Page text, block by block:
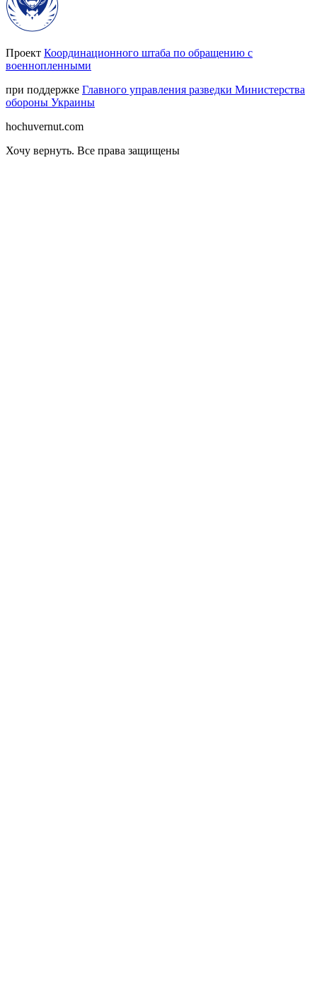
Проект Координационного штаба по обращению с
военнопленными
при поддержке Главного управления разведки Министерства
обороны Украины
hochuvernut.com
Хочу вернуть. Все права защищены